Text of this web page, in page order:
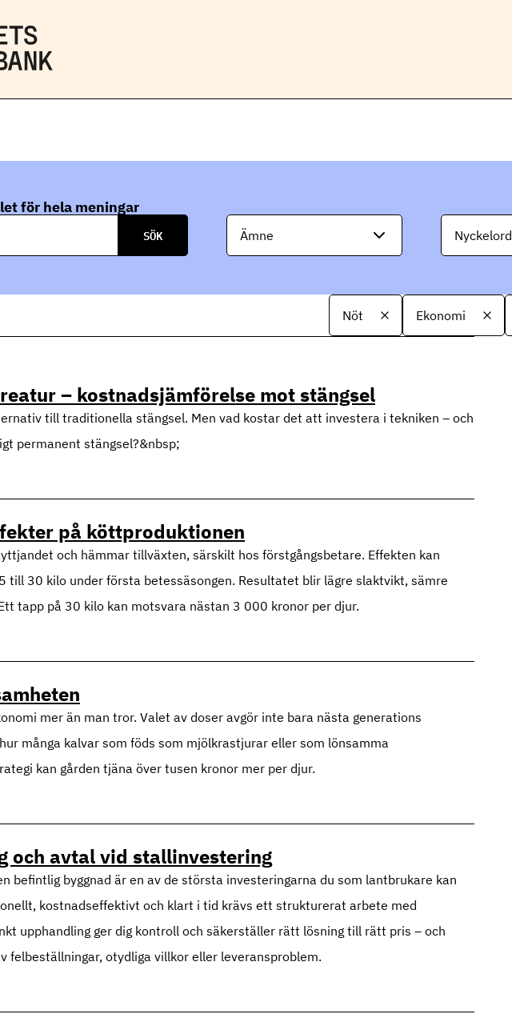
för hela meningar
Ämne Nyckelord
Nöt Ekonomi
– kostnadsjämförelse mot stängsel
till traditionella stängsel. Men vad kostar det att investera i tekniken – och
permanent stängsel?&nbsp;
på köttproduktionen
och hämmar tillväxten, särskilt hos förstgångsbetare. Effekten kan
till 30 kilo under första betessäsongen. Resultatet blir lägre slaktvikt, sämre
tapp på 30 kilo kan motsvara nästan 3 000 kronor per djur.
mer än man tror. Valet av doser avgör inte bara nästa generations
många kalvar som föds som mjölkrastjurar eller som lönsamma
kan gården tjäna över tusen kronor mer per djur.
och avtal vid stallinvestering
befintlig byggnad är en av de största investeringarna du som lantbrukare kan
kostnadseffektivt och klart i tid krävs ett strukturerat arbete med
upphandling ger dig kontroll och säkerställer rätt lösning till rätt pris – och
felbeställningar, otydliga villkor eller leveransproblem.